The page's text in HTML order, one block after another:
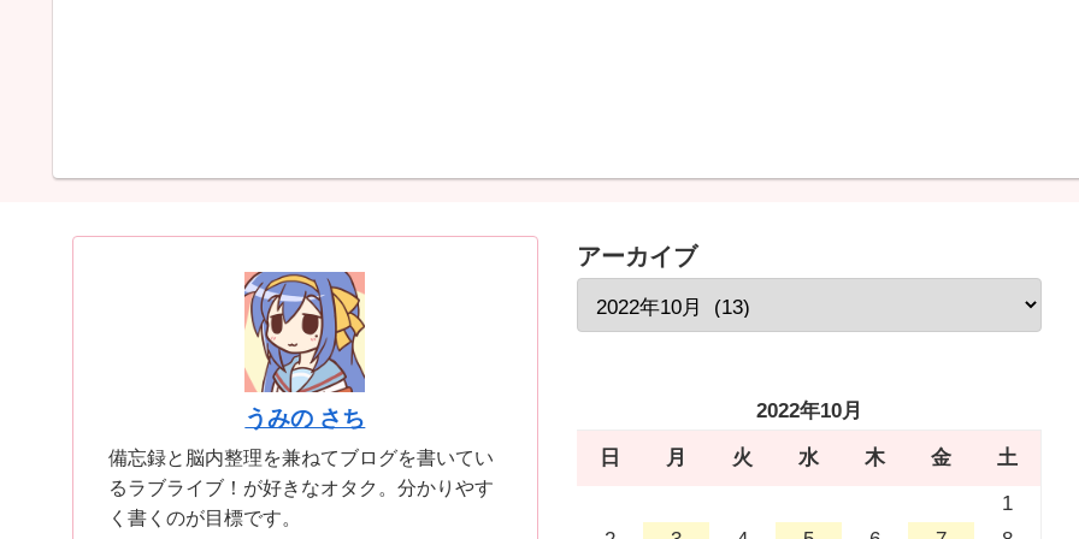
うみの さち
備忘録と脳内整理を兼ねてブログを書いてい
るラブライブ！が好きなオタク。分かりやす
く書くのが目標です。
アーカイブ
2022年10月
日 月 火 水 木 金
土
1